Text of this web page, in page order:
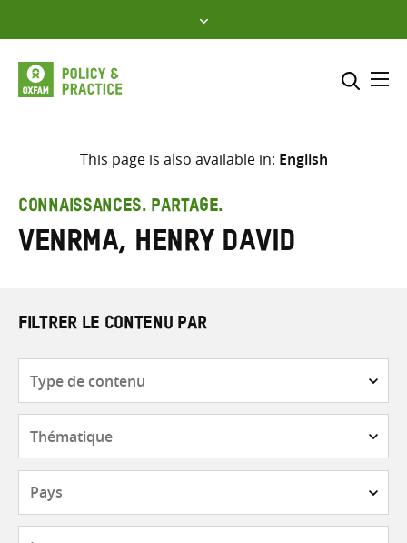
to
content
Sélectionner l’emplacement
Saisir
les
termes
This page is also available in: English
CONNAISSANCES. PARTAGE.
Venrma, Henry David
FILTRER LE CONTENU PAR
contenu